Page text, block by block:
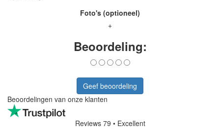
Foto's (optioneel)
+
Beoordeling:
Geef beoordeling
Beoordelingen van onze klanten
Reviews 79 • Excellent